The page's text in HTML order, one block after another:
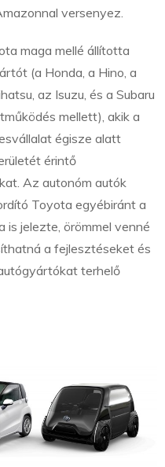
versenyez.
maga mellé állította
(a Honda, a Hino, a
az Isuzu, és a Subaru
mellett), akik a
égisze alatt
érintő
Az autonóm autók
Toyota egyébiránt a
is jelezte, örömmel venné
a fejlesztéseket és
terhelő